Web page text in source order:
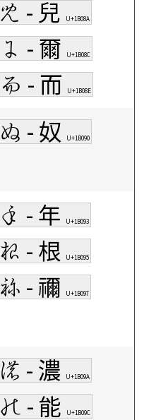
𛂊 - 兒 U+1B08A
𛂌 - 爾 U+1B08C
𛂎 - 而 U+1B08E
𛂐 - 奴 U+1B090
𛂓 - 年 U+1B093
𛂕 - 根 U+1B095
𛂗 - 禰 U+1B097
𛂚 - 濃 U+1B09A
𛂜 - 能 U+1B09C